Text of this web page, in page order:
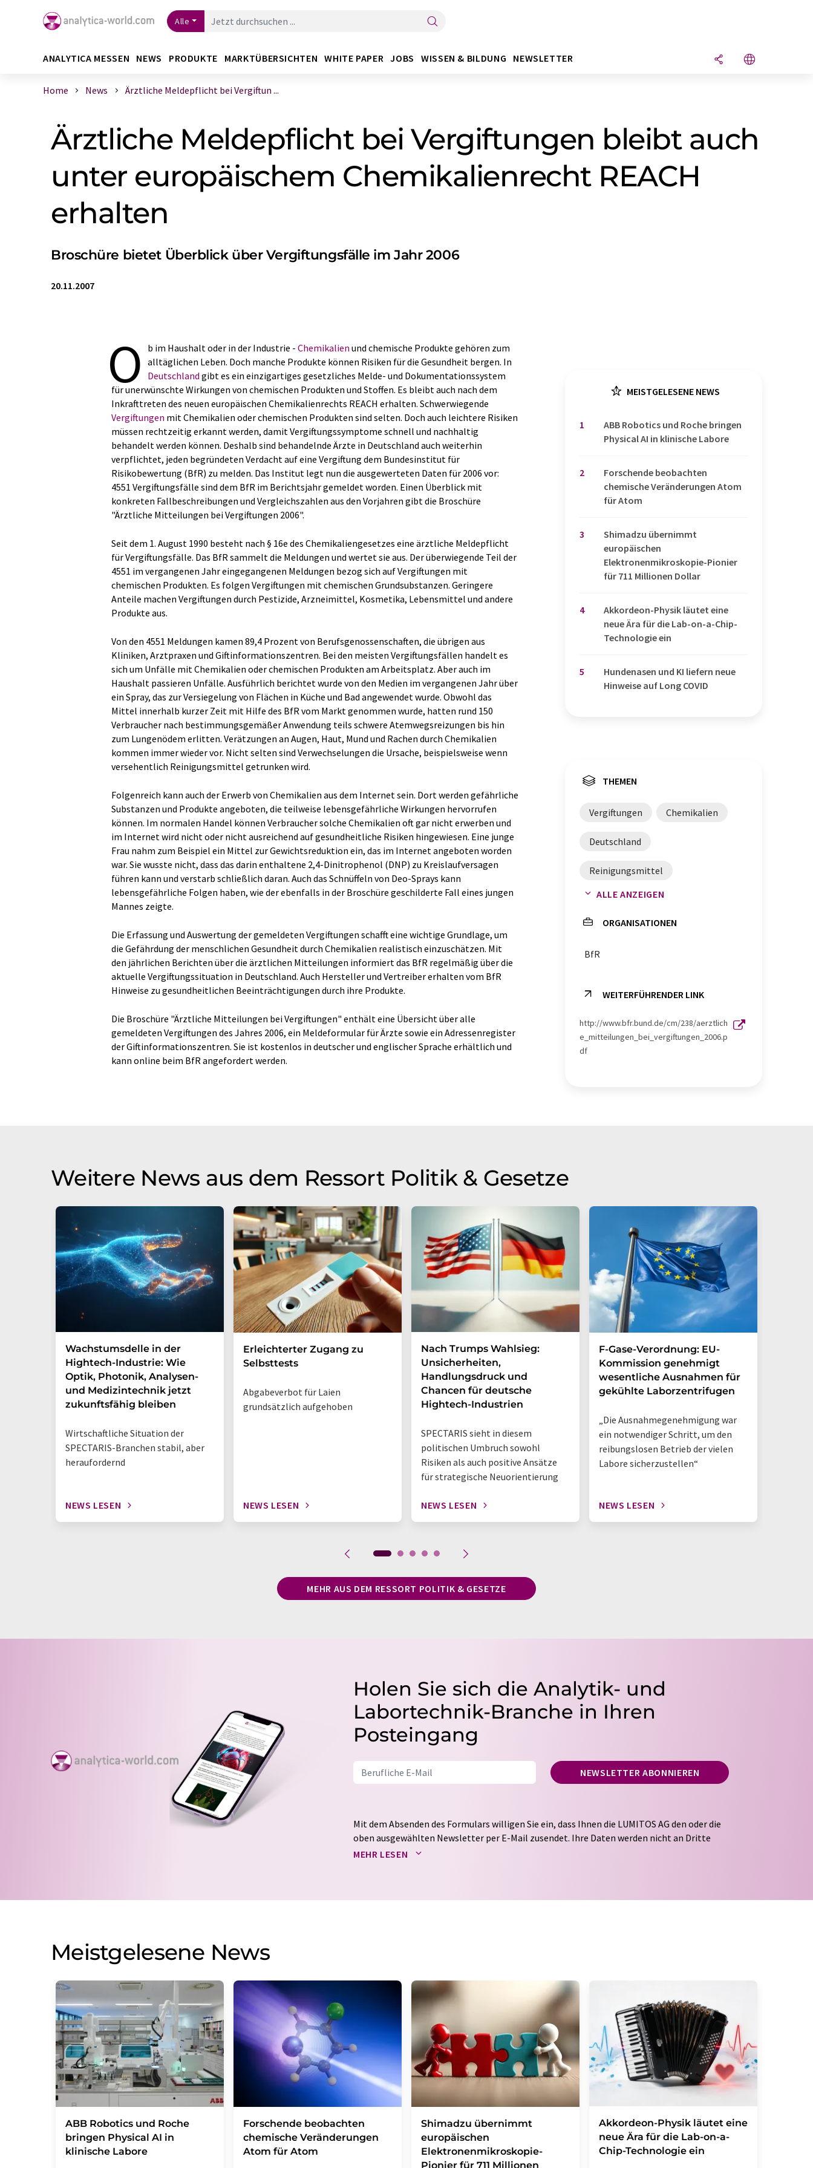
Alle
ANALYTICA MESSEN NEWS PRODUKTE MARKTÜBERSICHTEN WHITE PAPER JOBS WISSEN & BILDUNG NEWSLETTER
Home News Ärztliche Meldepflicht bei Vergiftun ...
Ärztliche Meldepflicht bei Vergiftungen bleibt auch
unter europäischem Chemikalienrecht REACH
erhalten
Broschüre bietet Überblick über Vergiftungsfälle im Jahr 2006
20.11.2007
O b im Haushalt oder in der Industrie - Chemikalien und chemische Produkte gehören zum
alltäglichen Leben. Doch manche Produkte können Risiken für die Gesundheit bergen. In
Deutschland gibt es ein einzigartiges gesetzliches Melde- und Dokumentationssystem
für unerwünschte Wirkungen von chemischen Produkten und Stoffen. Es bleibt auch nach dem
Inkrafttreten des neuen europäischen Chemikalienrechts REACH erhalten. Schwerwiegende
Vergiftungen mit Chemikalien oder chemischen Produkten sind selten. Doch auch leichtere Risiken
müssen rechtzeitig erkannt werden, damit Vergiftungssymptome schnell und nachhaltig
behandelt werden können. Deshalb sind behandelnde Ärzte in Deutschland auch weiterhin
verpflichtet, jeden begründeten Verdacht auf eine Vergiftung dem Bundesinstitut für
Risikobewertung (BfR) zu melden. Das Institut legt nun die ausgewerteten Daten für 2006 vor:
4551 Vergiftungsfälle sind dem BfR im Berichtsjahr gemeldet worden. Einen Überblick mit
konkreten Fallbeschreibungen und Vergleichszahlen aus den Vorjahren gibt die Broschüre
"Ärztliche Mitteilungen bei Vergiftungen 2006".
Seit dem 1. August 1990 besteht nach § 16e des Chemikaliengesetzes eine ärztliche Meldepflicht
für Vergiftungsfälle. Das BfR sammelt die Meldungen und wertet sie aus. Der überwiegende Teil der
4551 im vergangenen Jahr eingegangenen Meldungen bezog sich auf Vergiftungen mit
chemischen Produkten. Es folgen Vergiftungen mit chemischen Grundsubstanzen. Geringere
Anteile machen Vergiftungen durch Pestizide, Arzneimittel, Kosmetika, Lebensmittel und andere
Produkte aus.
Von den 4551 Meldungen kamen 89,4 Prozent von Berufsgenossenschaften, die übrigen aus
Kliniken, Arztpraxen und Giftinformationszentren. Bei den meisten Vergiftungsfällen handelt es
sich um Unfälle mit Chemikalien oder chemischen Produkten am Arbeitsplatz. Aber auch im
Haushalt passieren Unfälle. Ausführlich berichtet wurde von den Medien im vergangenen Jahr über
ein Spray, das zur Versiegelung von Flächen in Küche und Bad angewendet wurde. Obwohl das
Mittel innerhalb kurzer Zeit mit Hilfe des BfR vom Markt genommen wurde, hatten rund 150
Verbraucher nach bestimmungsgemäßer Anwendung teils schwere Atemwegsreizungen bis hin
zum Lungenödem erlitten. Verätzungen an Augen, Haut, Mund und Rachen durch Chemikalien
kommen immer wieder vor. Nicht selten sind Verwechselungen die Ursache, beispielsweise wenn
versehentlich Reinigungsmittel getrunken wird.
Folgenreich kann auch der Erwerb von Chemikalien aus dem Internet sein. Dort werden gefährliche
Substanzen und Produkte angeboten, die teilweise lebensgefährliche Wirkungen hervorrufen
können. Im normalen Handel können Verbraucher solche Chemikalien oft gar nicht erwerben und
im Internet wird nicht oder nicht ausreichend auf gesundheitliche Risiken hingewiesen. Eine junge
Frau nahm zum Beispiel ein Mittel zur Gewichtsreduktion ein, das im Internet angeboten worden
war. Sie wusste nicht, dass das darin enthaltene 2,4-Dinitrophenol (DNP) zu Kreislaufversagen
führen kann und verstarb schließlich daran. Auch das Schnüffeln von Deo-Sprays kann
lebensgefährliche Folgen haben, wie der ebenfalls in der Broschüre geschilderte Fall eines jungen
Mannes zeigte.
Die Erfassung und Auswertung der gemeldeten Vergiftungen schafft eine wichtige Grundlage, um
die Gefährdung der menschlichen Gesundheit durch Chemikalien realistisch einzuschätzen. Mit
den jährlichen Berichten über die ärztlichen Mitteilungen informiert das BfR regelmäßig über die
aktuelle Vergiftungssituation in Deutschland. Auch Hersteller und Vertreiber erhalten vom BfR
Hinweise zu gesundheitlichen Beeinträchtigungen durch ihre Produkte.
Die Broschüre "Ärztliche Mitteilungen bei Vergiftungen" enthält eine Übersicht über alle
gemeldeten Vergiftungen des Jahres 2006, ein Meldeformular für Ärzte sowie ein Adressenregister
der Giftinformationszentren. Sie ist kostenlos in deutscher und englischer Sprache erhältlich und
kann online beim BfR angefordert werden.
MEISTGELESENE NEWS
1
​​​​​​​ABB Robotics und Roche bringen
Physical AI in klinische Labore
2
Forschende beobachten
chemische Veränderungen Atom
für Atom
3
Shimadzu übernimmt
europäischen
Elektronenmikroskopie-Pionier
für 711 Millionen Dollar
4
Akkordeon-Physik läutet eine
neue Ära für die Lab-on-a-Chip-
Technologie ein
5
Hundenasen und KI liefern neue
Hinweise auf Long COVID
THEMEN
Vergiftungen Chemikalien
Deutschland
Reinigungsmittel
Lebensmittel
Industriechemikalien
Chemikalienrecht
ALLE ANZEIGEN
ORGANISATIONEN
BfR
WEITERFÜHRENDER LINK
http://www.bfr.bund.de/cm/238/aerztlich
e_mitteilungen_bei_vergiftungen_2006.p
df
Weitere News aus dem Ressort Politik & Gesetze
Wachstumsdelle in der
Hightech-Industrie: Wie
Optik, Photonik, Analysen-
und Medizintechnik jetzt
zukunftsfähig bleiben
Wirtschaftliche Situation der
SPECTARIS-Branchen stabil, aber
heraufordernd
NEWS LESEN
Erleichterter Zugang zu
Selbsttests
Abgabeverbot für Laien
grundsätzlich aufgehoben
NEWS LESEN
Nach Trumps Wahlsieg:
Unsicherheiten,
Handlungsdruck und
Chancen für deutsche
Hightech-Industrien
SPECTARIS sieht in diesem
politischen Umbruch sowohl
Risiken als auch positive Ansätze
für strategische Neuorientierung
NEWS LESEN
F-Gase-Verordnung: EU-
Kommission genehmigt
wesentliche Ausnahmen für
gekühlte Laborzentrifugen
„Die Ausnahmegenehmigung war
ein notwendiger Schritt, um den
reibungslosen Betrieb der vielen
Labore sicherzustellen“
NEWS LESEN
MEHR AUS DEM RESSORT POLITIK & GESETZE
Holen Sie sich die Analytik- und
Labortechnik-Branche in Ihren
Posteingang
NEWSLETTER ABONNIEREN
Mit dem Absenden des Formulars willigen Sie ein, dass Ihnen die LUMITOS AG den oder die
oben ausgewählten Newsletter per E-Mail zusendet. Ihre Daten werden nicht an Dritte
weitergegeben. Die Speicherung und Verarbeitung Ihrer Daten durch die LUMITOS AG erfolgt
MEHR LESEN
Meistgelesene News
​​​​​​​ABB Robotics und Roche
bringen Physical AI in
klinische Labore
Forschende beobachten
chemische Veränderungen
Atom für Atom
Shimadzu übernimmt
europäischen
Elektronenmikroskopie-
Pionier für 711 Millionen
Akkordeon-Physik läutet eine
neue Ära für die Lab-on-a-
Chip-Technologie ein